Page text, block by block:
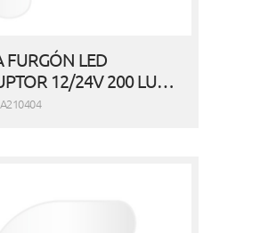
FURGÓN LED
12/24V 200 LU…